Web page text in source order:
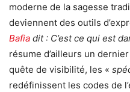
moderne de la sagesse
deviennent des outils
Bafia dit : C’est ce qui est
résume d’ailleurs un
quête de visibilité, les «
redéfinissent les codes de